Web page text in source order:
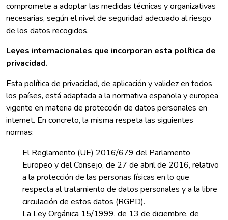
compromete a adoptar las medidas técnicas y organizativas
necesarias, según el nivel de seguridad adecuado al riesgo
de los datos recogidos.
Leyes internacionales que incorporan esta política de
privacidad.
Esta política de privacidad, de aplicación y validez en todos
los países, está adaptada a la normativa española y europea
vigente en materia de protección de datos personales en
internet. En concreto, la misma respeta las siguientes
normas:
El Reglamento (UE) 2016/679 del Parlamento
Europeo y del Consejo, de 27 de abril de 2016, relativo
a la protección de las personas físicas en lo que
respecta al tratamiento de datos personales y a la libre
circulación de estos datos (RGPD).
La Ley Orgánica 15/1999, de 13 de diciembre, de